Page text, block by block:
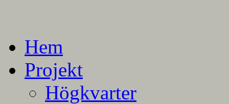
Hem
Projekt
Högkvarter